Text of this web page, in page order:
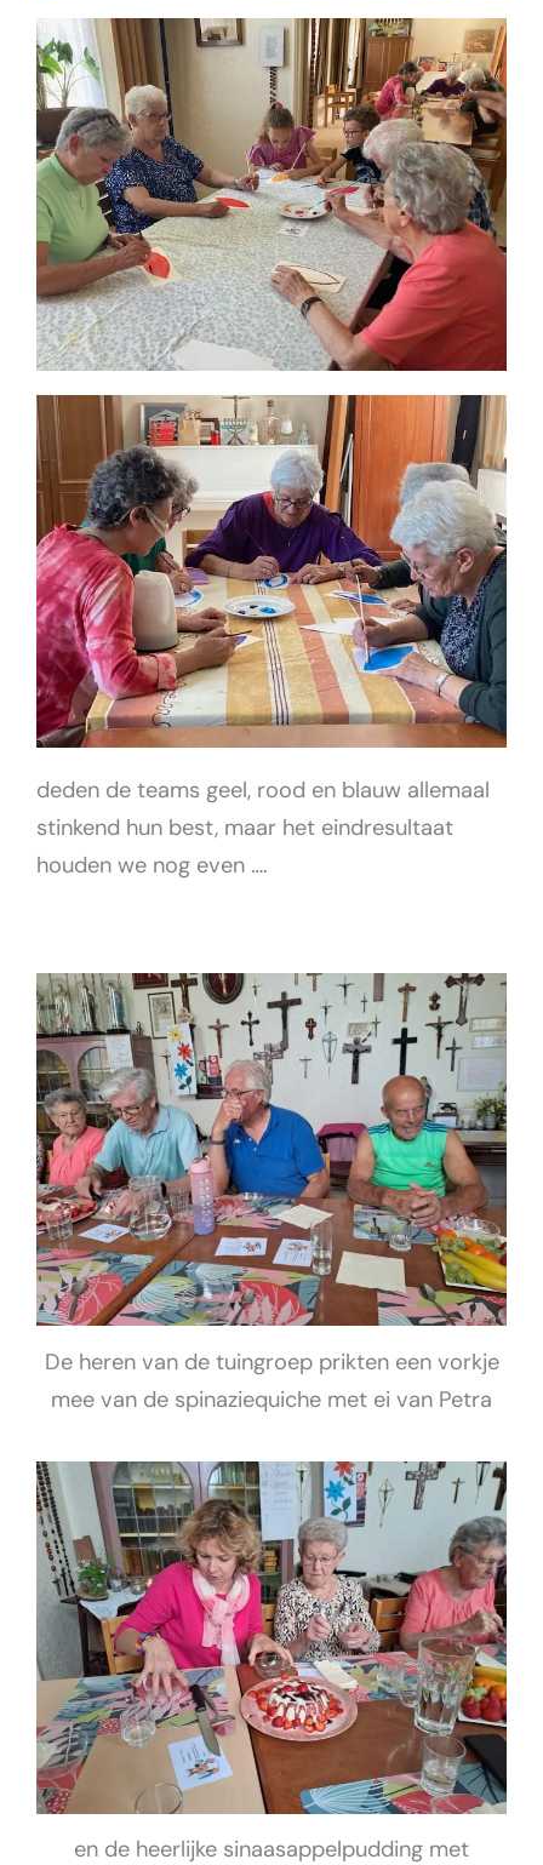
deden de teams geel, rood en blauw allemaal
stinkend hun best, maar het eindresultaat
houden we nog even ….
De heren van de tuingroep prikten een vorkje
mee van de spinaziequiche met ei van Petra
en de heerlijke sinaasappelpudding met